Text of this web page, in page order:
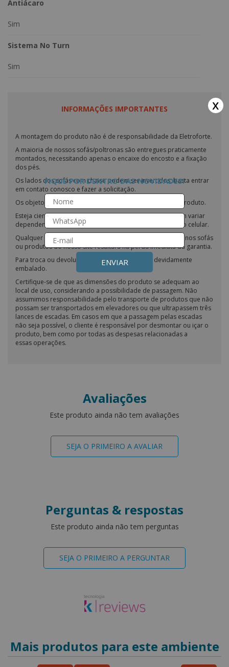
Antiácaro
Sim
Sistema No Turn
Sim
INFORMAÇÕES IMPORTANTES
A montagem do produto não é de responsabilidade da Eletroforte.
A maioria de nossos sofás/poltronas são entregues praticamente
montados, necessitando apenas o encaixe do encosto e a fixação
dos pés.
Os lados dos sofás com chaise podem ser invertidos; basta entrar
em contato conosco e fazer a solicitação.
Os objetos exibidos nas fotos não estão inclusos com o produto.
Esteja ciente de que as cores dos nossos produtos podem variar
dependendo das configurações do seu monitor ou tela do celular.
Qualquer tentativa de impermeabilização ou modificação nos sofás
ou produtos do nosso site resultará na perda imediata da garantia.
Para troca ou devolução, o produto deve estar devidamente
embalado.
Certifique-se de que as dimensões do produto se adequam ao
local de uso, considerando a possibilidade de passagem. Não
assumimos responsabilidade pelo transporte de produtos que não
possam ser transportados em elevadores ou que ultrapassem três
lances de escadas. Em casos em que a passagem pelas escadas
não seja possível, o cliente é responsável por desmontar ou içar o
produto, bem como por todas as despesas relacionadas a
essas operações.
Avaliações
Este produto ainda não tem avaliações
SEJA O PRIMEIRO A AVALIAR
Perguntas & respostas
Este produto ainda não tem perguntas
SEJA O PRIMEIRO A PERGUNTAR
Mais produtos para este ambiente
x
FIQUE POR DENTRO DAS NOVIDADES!
ENVIAR